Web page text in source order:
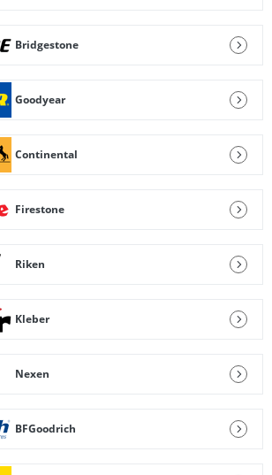
Bridgestone
Goodyear
Continental
Firestone
Riken
Kleber
Nexen
BFGoodrich